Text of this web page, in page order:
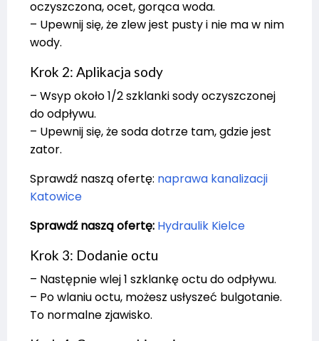
oczyszczona, ocet, gorąca woda.
– Upewnij się, że zlew jest pusty i nie ma w nim
wody.
Krok 2: Aplikacja sody
– Wsyp około 1/2 szklanki sody oczyszczonej
do odpływu.
– Upewnij się, że soda dotrze tam, gdzie jest
zator.
Sprawdź naszą ofertę: naprawa kanalizacji
Katowice
Sprawdź naszą ofertę: Hydraulik Kielce
Krok 3: Dodanie octu
– Następnie wlej 1 szklankę octu do odpływu.
– Po wlaniu octu, możesz usłyszeć bulgotanie.
To normalne zjawisko.